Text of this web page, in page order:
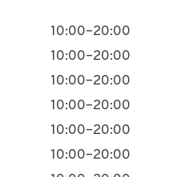
10:00–20:00
10:00–20:00
10:00–20:00
10:00–20:00
10:00–20:00
10:00–20:00